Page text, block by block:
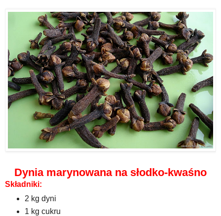
Dynia marynowana na słodko-kwaśno
Składniki:
2 kg dyni
1 kg cukru